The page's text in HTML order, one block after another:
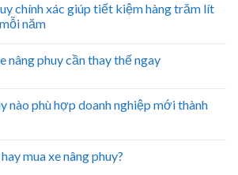
chính xác giúp tiết kiệm hàng trăm lít
năm
nâng phuy cần thay thế ngay
nào phù hợp doanh nghiệp mới thành
mua xe nâng phuy?